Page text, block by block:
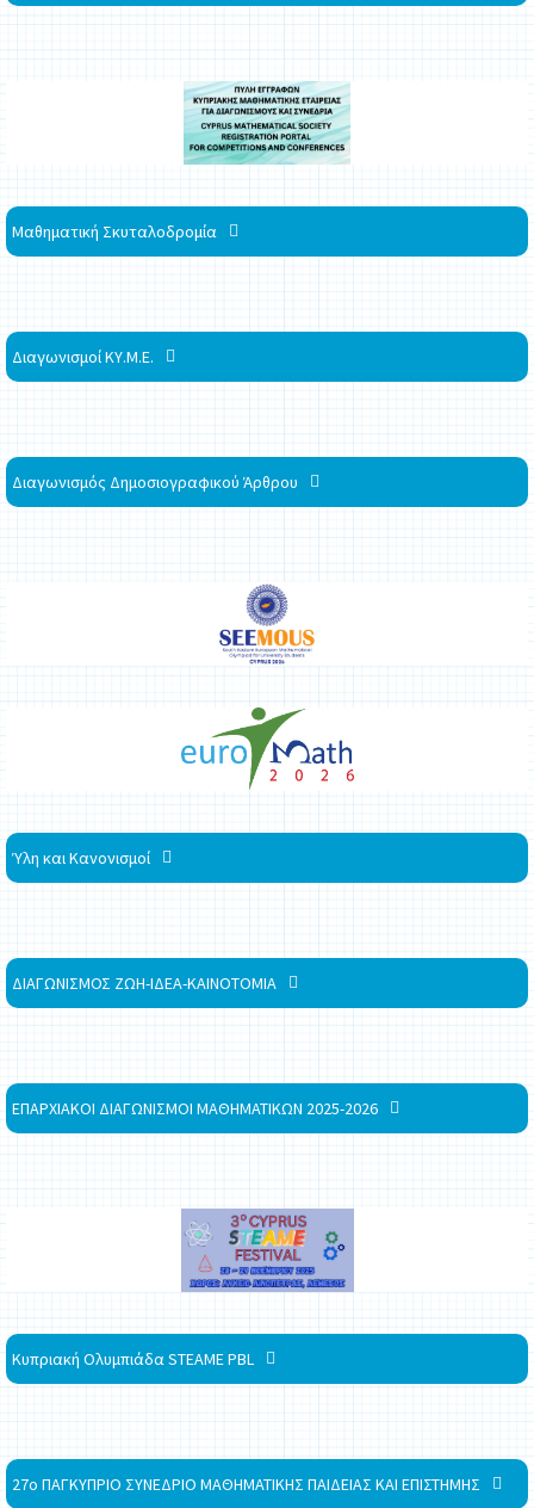
Μαθηματική Σκυταλοδρομία
Διαγωνισμοί ΚΥ.Μ.Ε.
Διαγωνισμός Δημοσιογραφικού Άρθρου
Ύλη και Κανονισμοί
ΔΙΑΓΩΝΙΣΜΟΣ ΖΩΗ-ΙΔΕΑ-ΚΑΙΝΟΤΟΜΙΑ
ΕΠΑΡΧΙΑΚΟΙ ΔΙΑΓΩΝΙΣΜΟΙ ΜΑΘΗΜΑΤΙΚΩΝ 2025-2026
Κυπριακή Ολυμπιάδα STEAME PBL
27ο ΠΑΓΚΥΠΡΙΟ ΣΥΝΕΔΡΙΟ ΜΑΘΗΜΑΤΙΚΗΣ ΠΑΙΔΕΙΑΣ ΚΑΙ ΕΠΙΣΤΗΜΗΣ